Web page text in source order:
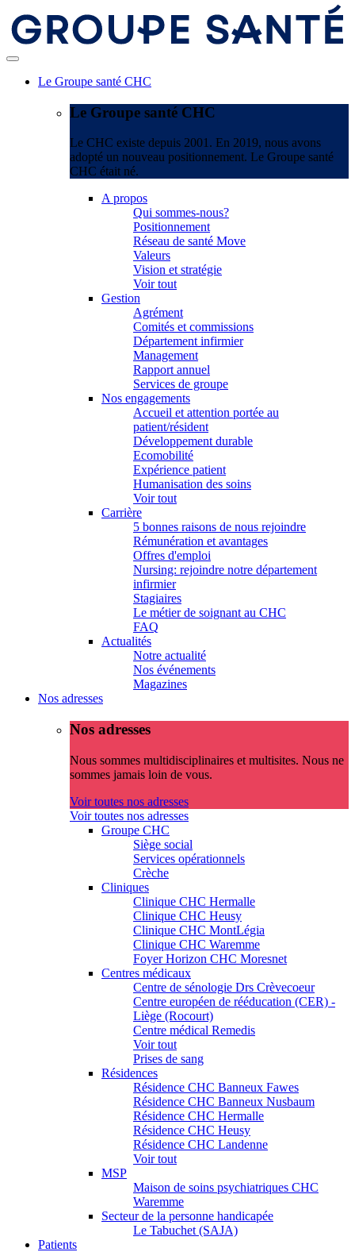
Le Groupe santé CHC
Le Groupe santé CHC
Le CHC existe depuis 2001. En 2019, nous avons
adopté un nouveau positionnement. Le Groupe santé
CHC était né.
A propos
Qui sommes-nous?
Positionnement
Réseau de santé Move
Valeurs
Vision et stratégie
Voir tout
Gestion
Agrément
Comités et commissions
Département infirmier
Management
Rapport annuel
Services de groupe
Nos engagements
Accueil et attention portée au
patient/résident
Développement durable
Ecomobilité
Expérience patient
Humanisation des soins
Voir tout
Carrière
5 bonnes raisons de nous rejoindre
Rémunération et avantages
Offres d'emploi
Nursing: rejoindre notre département
infirmier
Stagiaires
Le métier de soignant au CHC
FAQ
Actualités
Notre actualité
Nos événements
Magazines
Nos adresses
Nos adresses
Nous sommes multidisciplinaires et multisites. Nous ne
sommes jamais loin de vous.
Voir toutes nos adresses
Voir toutes nos adresses
Groupe CHC
Siège social
Services opérationnels
Crèche
Cliniques
Clinique CHC Hermalle
Clinique CHC Heusy
Clinique CHC MontLégia
Clinique CHC Waremme
Foyer Horizon CHC Moresnet
Centres médicaux
Centre de sénologie Drs Crèvecoeur
Centre européen de rééducation (CER) -
Liège (Rocourt)
Centre médical Remedis
Voir tout
Prises de sang
Résidences
Résidence CHC Banneux Fawes
Résidence CHC Banneux Nusbaum
Résidence CHC Hermalle
Résidence CHC Heusy
Résidence CHC Landenne
Voir tout
MSP
Maison de soins psychiatriques CHC
Waremme
Secteur de la personne handicapée
Le Tabuchet (SAJA)
Patients